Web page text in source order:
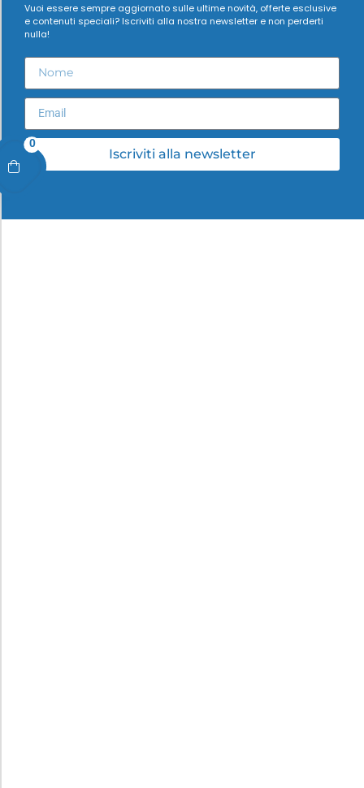
0
Vuoi essere sempre aggiornato sulle ultime novità, offerte esclusive
e contenuti speciali? Iscriviti alla nostra newsletter e non perderti
nulla!
Iscriviti alla newsletter